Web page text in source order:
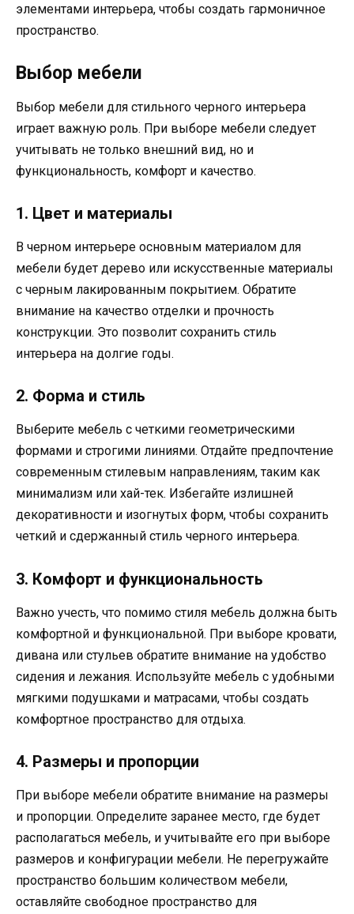
элементами интерьера, чтобы создать гармоничное
пространство.
Выбор мебели
Выбор мебели для стильного черного интерьера
играет важную роль. При выборе мебели следует
учитывать не только внешний вид, но и
функциональность, комфорт и качество.
1. Цвет и материалы
В черном интерьере основным материалом для
мебели будет дерево или искусственные материалы
с черным лакированным покрытием. Обратите
внимание на качество отделки и прочность
конструкции. Это позволит сохранить стиль
интерьера на долгие годы.
2. Форма и стиль
Выберите мебель с четкими геометрическими
формами и строгими линиями. Отдайте предпочтение
современным стилевым направлениям, таким как
минимализм или хай-тек. Избегайте излишней
декоративности и изогнутых форм, чтобы сохранить
четкий и сдержанный стиль черного интерьера.
3. Комфорт и функциональность
Важно учесть, что помимо стиля мебель должна быть
комфортной и функциональной. При выборе кровати,
дивана или стульев обратите внимание на удобство
сидения и лежания. Используйте мебель с удобными
мягкими подушками и матрасами, чтобы создать
комфортное пространство для отдыха.
4. Размеры и пропорции
При выборе мебели обратите внимание на размеры
и пропорции. Определите заранее место, где будет
располагаться мебель, и учитывайте его при выборе
размеров и конфигурации мебели. Не перегружайте
пространство большим количеством мебели,
оставляйте свободное пространство для